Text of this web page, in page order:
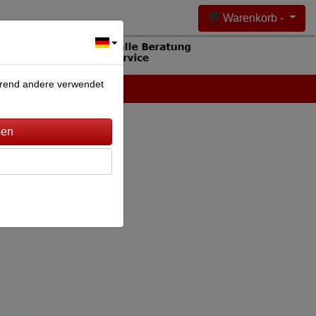
Warenkorb -
KONTAKT
andere verwendet